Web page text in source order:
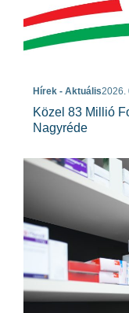
Hírek - Aktuális2026.
Közel 83 Millió
Nagyréde